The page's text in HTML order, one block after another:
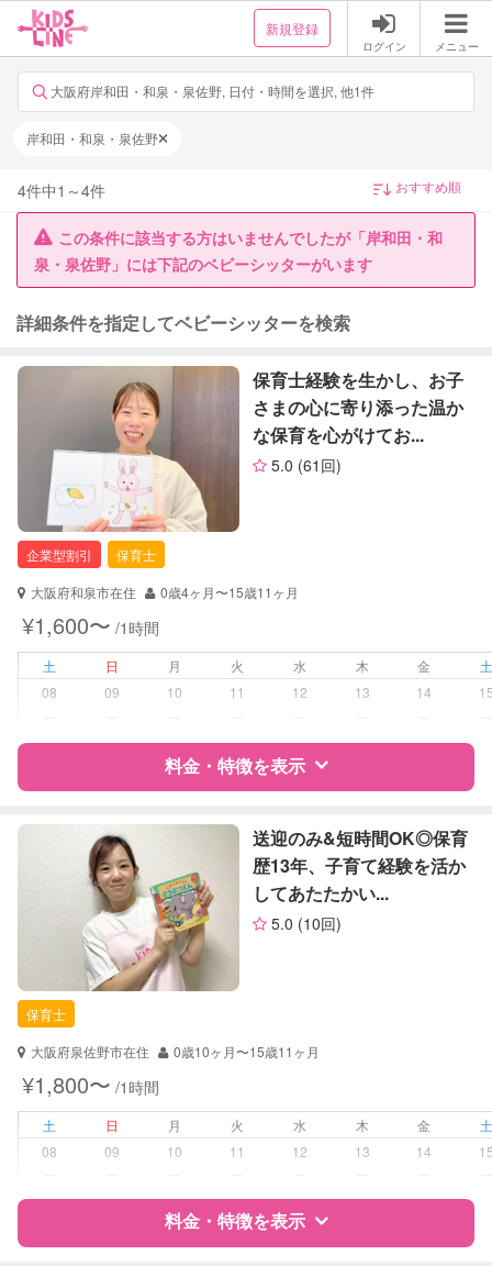
新規登録
ログイン メニュー
大阪府岸和田・和泉・泉佐野, 日付・時間を選択, 他1件
岸和田・和泉・泉佐野
4件中1 ～4件
この条件に該当する方はいませんでしたが「岸和田・和
泉・泉佐野」には下記のベビーシッターがいます
詳細条件を指定してベビーシッターを検索
保育士経験を生かし、お子
さまの心に寄り添った温か
な保育を心がけてお...
5.0 (61回)
企業型割引
保育士
大阪府和泉市在住
0歳4ヶ月〜15歳11ヶ月
¥1,600〜 /1時間
土 日 月 火 水 木 金
08
09 10 11 12 13 14
料金・特徴を表示
特徴 料金 レビュー
サポートの特徴
企業型割引対象(旧内閣府補助対象)
保育士
対応可能/特徴
送迎サポート
病児対応 病児、病後児、ともに不可
音楽レッスン
絵・工作レッスン
送迎のみ&短時間OK◎保育
歴13年、子育て経験を活か
してあたたかい...
5.0 (10回)
保育士
大阪府泉佐野市在住
0歳10ヶ月〜15歳11ヶ月
¥1,800〜 /1時間
土 日 月 火 水 木 金
08
09 10 11 12 13 14
料金・特徴を表示